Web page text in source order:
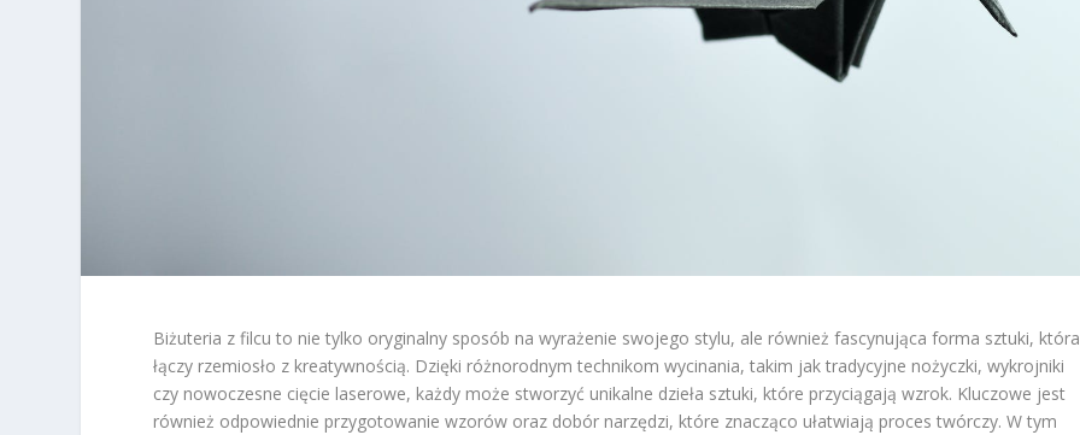
Biżuteria z filcu to nie tylko oryginalny sposób na wyrażenie swojego stylu, ale również fascynująca forma sztuki, która
łączy rzemiosło z kreatywnością. Dzięki różnorodnym technikom wycinania, takim jak tradycyjne nożyczki, wykrojniki
czy nowoczesne cięcie laserowe, każdy może stworzyć unikalne dzieła sztuki, które przyciągają wzrok. Kluczowe jest
również odpowiednie przygotowanie wzorów oraz dobór narzędzi, które znacząco ułatwiają proces twórczy. W tym